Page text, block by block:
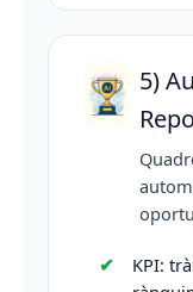
5)
KPI: